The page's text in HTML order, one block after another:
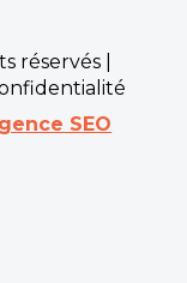
réservés |
SEO